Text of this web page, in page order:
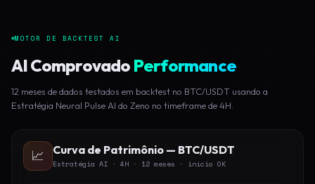
MOTOR DE BACKTEST AI
AI Comprovado Performance
12 meses de dados testados em backtest no BTC/USDT usando a
Estratégia Neural Pulse AI do Zeno no timeframe de 4H.
📈 Curva de Patrimônio — BTC/USDT
Estratégia AI · 4H · 12 meses · início 0K